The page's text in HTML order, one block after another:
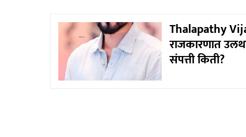
Thalapathy
राजकारणात
संपत्ती किती?